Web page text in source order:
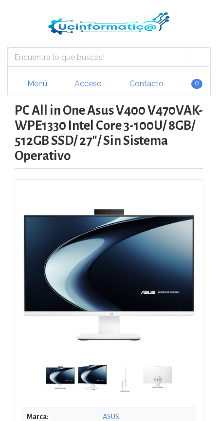
Menú Acceso Contacto 0
PC All in One Asus V400 V470VAK-
WPE1330 Intel Core 3-100U/ 8GB/
512GB SSD/ 27"/ Sin Sistema
Operativo
Marca: ASUS